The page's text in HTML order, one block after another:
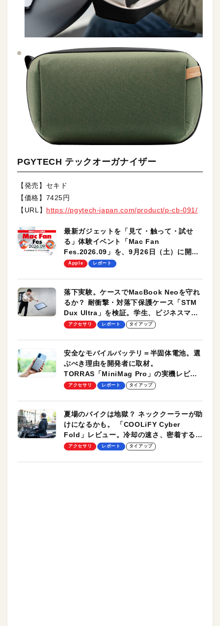
PGYTECH テックオーガナイザー
【発売】セキド
【価格】7425円
【URL】 https://pgytech-japan.com/product/p-cb-091/
最新ガジェットを「見て・触って・試せ
る」体験イベント「Mac Fan
Fes.2026.09」を、9月26日（土）に開催
します！
Apple レポート
落下実験。ケースでMacBook Neoを守れ
るか？ 耐衝撃・対落下保護ケース「STM
Dux Ultra」を検証。学生、ビジネスマン
のモバイルユースに最適！
アクセサリ レポート タイアップ
安全なモバイルバッテリ＝半固体電池。選
ぶべき理由を開発者に取材。
TORRAS「MiniMag Pro」の実機レビュ
ーも
アクセサリ レポート タイアップ
夏場のバイクは地獄？ ネッククーラーが助
けになるかも。 「COOLiFY Cyber
Fold」レビュー。冷却の速さ、密着する冷
却プレート、シンプルな操作性がグッド！
アクセサリ レポート タイアップ